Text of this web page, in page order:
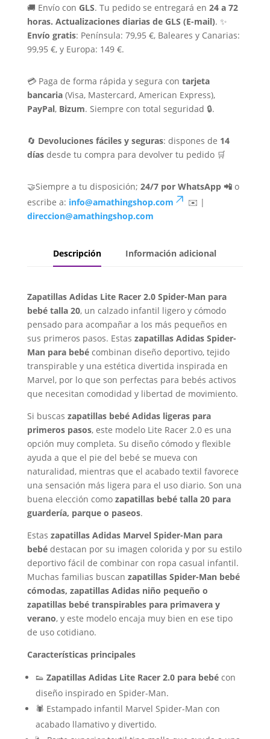
🚚 Envío con GLS. Tu pedido se entregará en 24 a 72
horas. Actualizaciones diarias de GLS (E-mail). ✨
Envío gratis: Península: 79,95 €, Baleares y Canarias:
99,95 €, y Europa: 149 €.
💳 Paga de forma rápida y segura con tarjeta
bancaria(Visa, Mastercard, American Express),
PayPal, Bizum. Siempre con total seguridad 🔒.
🔄 Devoluciones fáciles y seguras: dispones de 14
díasdesde tu compra para devolver tu pedido 🛒
🤝Siempre a tu disposición; 24/7 por WhatsApp 📲o
escribe a: info@amathingshop.com
✉️ |
direccion@amathingshop.com
Descripción Información adicional
Zapatillas Adidas Lite Racer 2.0 Spider-Man para
bebé talla 20, un calzado infantil ligero y cómodo
pensado para acompañar a los más pequeños en
sus primeros pasos. Estas zapatillas Adidas Spider-
Man para bebécombinan diseño deportivo, tejido
transpirable y una estética divertida inspirada en
Marvel, por lo que son perfectas para bebés activos
que necesitan comodidad y libertad de movimiento.
Si buscas zapatillas bebé Adidas ligeras para
primeros pasos, este modelo Lite Racer 2.0 es una
opción muy completa. Su diseño cómodo y flexible
ayuda a que el pie del bebé se mueva con
naturalidad, mientras que el acabado textil favorece
una sensación más ligera para el uso diario. Son una
buena elección como zapatillas bebé talla 20 para
guardería, parque o paseos.
Estas zapatillas Adidas Marvel Spider-Man para
bebédestacan por su imagen colorida y por su estilo
deportivo fácil de combinar con ropa casual infantil.
Muchas familias buscan zapatillas Spider-Man bebé
cómodas, zapatillas Adidas niño pequeño o
zapatillas bebé transpirables para primavera y
verano, y este modelo encaja muy bien en ese tipo
de uso cotidiano.
Características principales
👟 Zapatillas Adidas Lite Racer 2.0 para bebécon
diseño inspirado en Spider-Man.
🕷️ Estampado infantil Marvel Spider-Man con
acabado llamativo y divertido.